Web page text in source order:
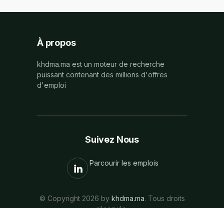
À propos
khdma.ma est un moteur de recherche
puissant contenant des millions d'offres
d'emploi
Suivez Nous
Parcourir les emplois
© Copyright 2026 by khdma.ma. Tous droits